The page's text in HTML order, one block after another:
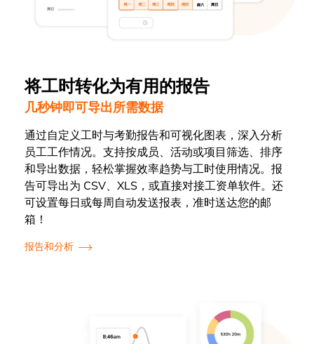
将工时转化为有用的报告
几秒钟即可导出所需数据
通过自定义工时与考勤报告和可视化图表，深入分析
员工工作情况。支持按成员、活动或项目筛选、排序
和导出数据，轻松掌握效率趋势与工时使用情况。报
告可导出为 CSV、XLS，或直接对接工资单软件。还
可设置每日或每周自动发送报表，准时送达您的邮
箱！
报告和分析